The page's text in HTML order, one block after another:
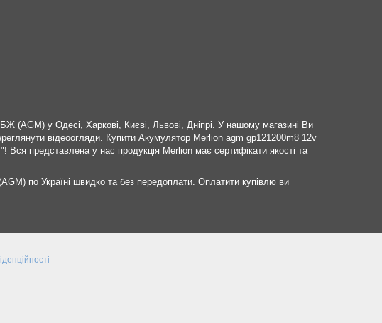
(AGM) у Одесі, Харкові, Києві, Львові, Дніпрі. У нашому магазині Ви
відеоогляди. Купити Акумулятор Merlion agm gp121200m8 12v
представлена ​​у нас продукція Merlion має сертифікати якості та
по Україні швидко та без передоплати. Оплатити купівлю ви